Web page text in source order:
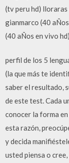
(tv peru hd)
gianmarco (40
(40 aÑos en vivo hd)
perfil de los 5
(la que más te
saber el resultado,
de este test. Cada
conocer la forma
esta razón,
y decida
usted piensa o